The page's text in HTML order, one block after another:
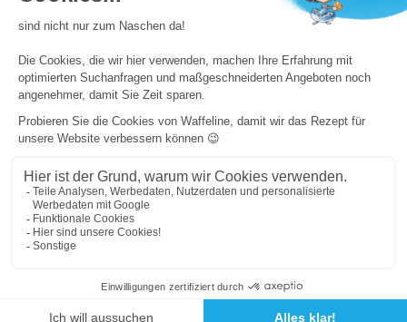
OK
Copyright Capfun 2026 ©
Camping-Pass
Impressum
Cookie-Einstellungen
Allgemeine Geschäftsbedingungen und Datenschutz
Sitemap
Cookie-Einstellungen ändern